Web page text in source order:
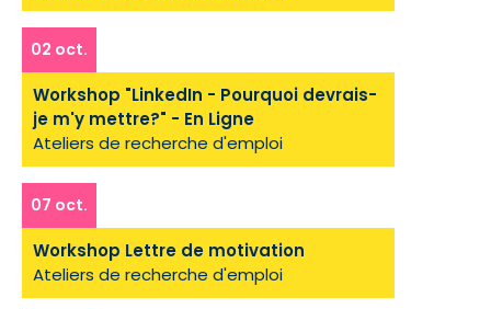
02 oct.
Workshop "LinkedIn - Pourquoi devrais-
je m'y mettre?" - En Ligne
Ateliers de recherche d'emploi
07 oct.
Workshop Lettre de motivation
Ateliers de recherche d'emploi